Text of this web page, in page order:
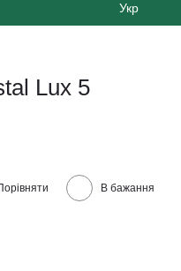
Укр
Lux 5
В бажання